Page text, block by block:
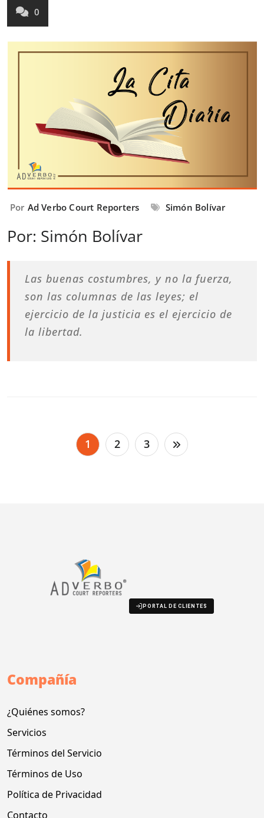
0
Por Ad Verbo Court Reporters Simón Bolívar
Por: Simón Bolívar
Las buenas costumbres, y no la fuerza,
son las columnas de las leyes; el
ejercicio de la justicia es el ejercicio de
la libertad.
Paginación 1 2 3
PORTAL DE CLIENTES
Compañía
¿Quiénes somos?
Servicios
Términos del Servicio
Términos de Uso
Política de Privacidad
Contacto